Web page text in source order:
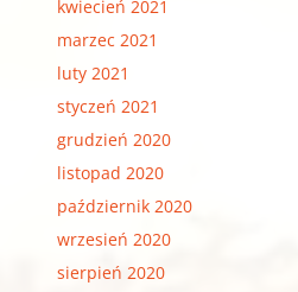
kwiecień 2021
marzec 2021
luty 2021
styczeń 2021
grudzień 2020
listopad 2020
październik 2020
wrzesień 2020
sierpień 2020